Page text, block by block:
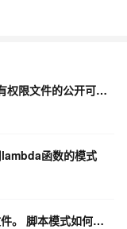
如何获取阿里云OSS（对象存储服务）中私有权限文件的公开可读URL（临时有效）？
函数的模式
DataWorks中oss存的文件是.json尾缀的文件。 脚本模式如何使用？